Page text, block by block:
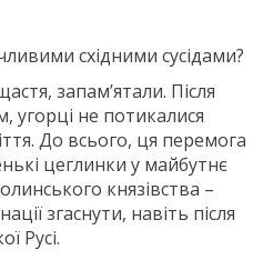
східними сусідами?
запам’ятали. Після
угорці не потикалися
До всього, ця перемога
цеглинки у майбутнє
князівства –
згаснути, навіть після
Русі.